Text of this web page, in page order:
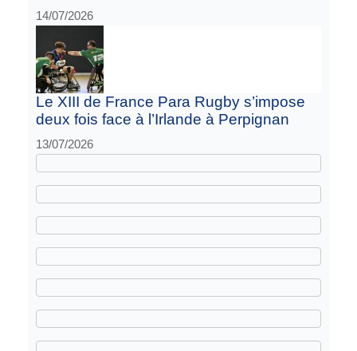
14/07/2026
Le XIII de France Para Rugby s’impose
deux fois face à l’Irlande à Perpignan
13/07/2026